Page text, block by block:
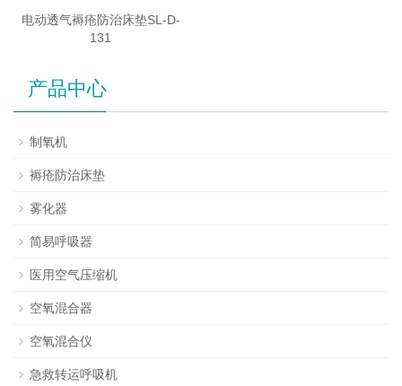
电动透气褥疮防治床垫SL-D-
131
产品中心
制氧机
褥疮防治床垫
雾化器
简易呼吸器
医用空气压缩机
空氧混合器
空氧混合仪
急救转运呼吸机